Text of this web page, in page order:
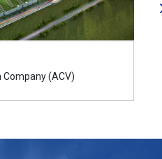
(ACV)